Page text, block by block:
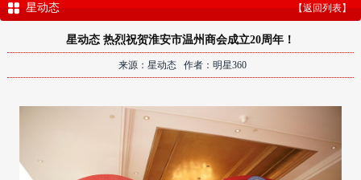
星动态 【返回列表】
星动态 热烈祝贺淮安市温州商会成立20周年！
来源：星动态 作者：明星360